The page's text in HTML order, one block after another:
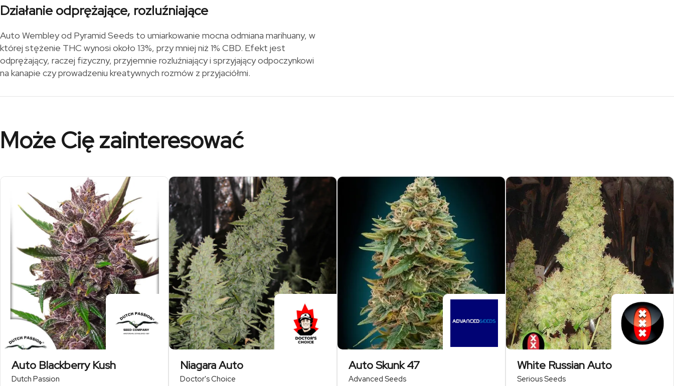
Działanie odprężające, rozluźniające
Auto Wembley od Pyramid Seeds to umiarkowanie mocna odmiana marihuany, w
której stężenie THC wynosi około 13%, przy mniej niż 1% CBD. Efekt jest
odprężający, raczej fizyczny, przyjemnie rozluźniający i sprzyjający odpoczynkowi
na kanapie czy prowadzeniu kreatywnych rozmów z przyjaciółmi.
Może Cię zainteresować
Auto Blackberry Kush
Dutch Passion
Niagara Auto
Doctor's Choice
Auto Skunk 47
Advanced Seeds
White Russian Auto
Serious Seeds